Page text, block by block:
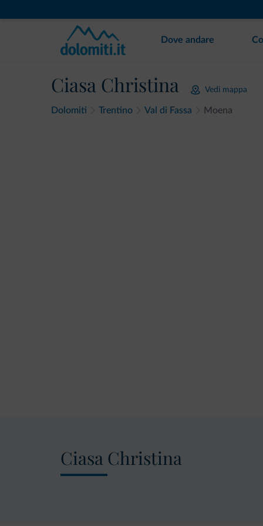
Dove andare
Ciasa Christina Vedi mappa
Dolomiti Trentino Val di Fassa Moena
Ciasa Christina